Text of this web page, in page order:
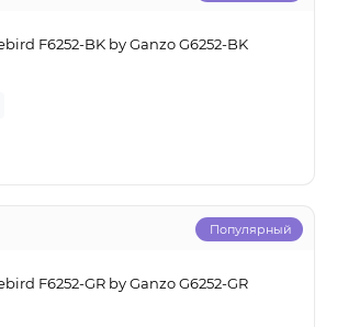
F6252-BK by Ganzo G6252-BK
Популярный
F6252-GR by Ganzo G6252-GR